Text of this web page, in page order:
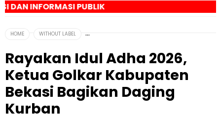
PUBLIK
HOME WITHOUT LABEL
Rayakan Idul Adha 2026,
Ketua Golkar Kabupaten
Bekasi Bagikan Daging
Kurban